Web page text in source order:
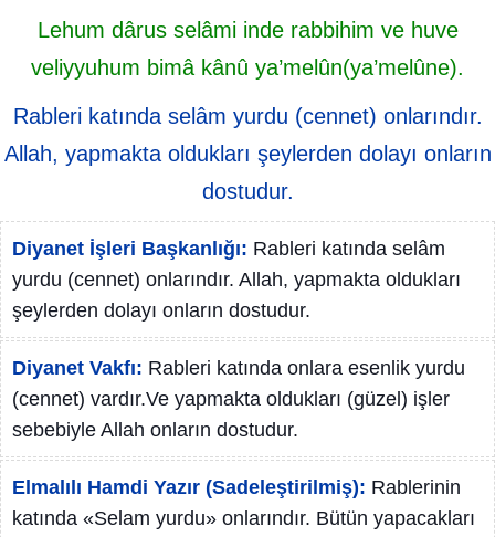
Lehum dârus selâmi inde rabbihim ve huve
veliyyuhum bimâ kânû ya’melûn(ya’melûne).
Rableri katında selâm yurdu (cennet) onlarındır.
Allah, yapmakta oldukları şeylerden dolayı onların
dostudur.
Diyanet İşleri Başkanlığı: Rableri katında selâm
yurdu (cennet) onlarındır. Allah, yapmakta oldukları
şeylerden dolayı onların dostudur.
Diyanet Vakfı: Rableri katında onlara esenlik yurdu
(cennet) vardır.Ve yapmakta oldukları (güzel) işler
sebebiyle Allah onların dostudur.
Elmalılı Hamdi Yazır (Sadeleştirilmiş): Rablerinin
katında «Selam yurdu» onlarındır. Bütün yapacakları